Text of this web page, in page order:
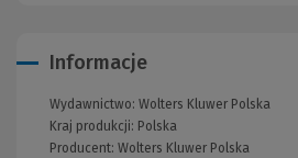
Informacje
Wydawnictwo: Wolters Kluwer Polska
Kraj produkcji: Polska
Producent: Wolters Kluwer Polska